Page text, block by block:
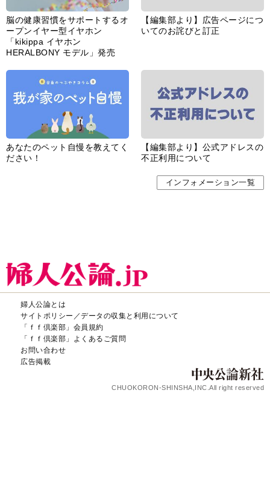
脳の健康習慣をサポートするオ
ープンイヤー型イヤホン
「kikippa イヤホン
HERALBONY モデル」発売
【編集部より】広告ページにつ
いてのお詫びと訂正
あなたのペット自慢を教えてく
ださい！
【編集部より】公式アドレスの
不正利用について
インフォメーション一覧
婦人公論とは
サイトポリシー／データの収集と利用について
「ｆｆ倶楽部」会員規約
「ｆｆ倶楽部」よくあるご質問
お問い合わせ
広告掲載
CHUOKORON-SHINSHA,INC.All right reserved